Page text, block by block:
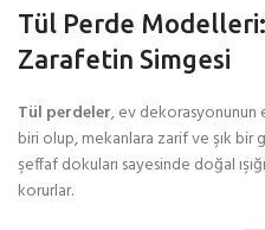
Tül Perde
Zarafetin Simgesi
Tül perdeler, ev dekorasyonunun
biri olup, mekanlara zarif ve şık bir
şeffaf dokuları sayesinde doğal
korurlar.